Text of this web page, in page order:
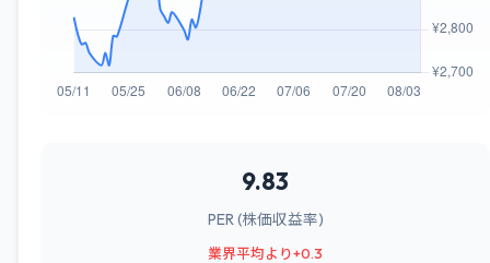
9.83
PER (株価収益率)
業界平均より+0.3